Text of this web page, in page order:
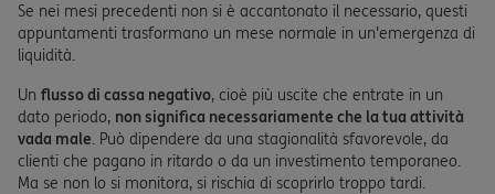
Se nei mesi precedenti non si è accantonato il necessario, questi
appuntamenti trasformano un mese normale in un'emergenza di
liquidità.
Un flusso di cassa negativo, cioè più uscite che entrate in un
dato periodo, non significa necessariamente che la tua attività
vada male. Può dipendere da una stagionalità sfavorevole, da
clienti che pagano in ritardo o da un investimento temporaneo.
Ma se non lo si monitora, si rischia di scoprirlo troppo tardi.